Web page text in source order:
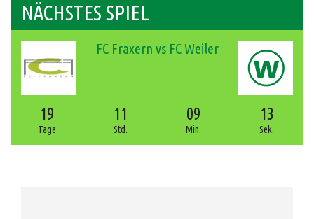
NÄCHSTES SPIEL
FC Fraxern vs FC Weiler
19
Tage
11
Std.
09
Min.
13
Sek.